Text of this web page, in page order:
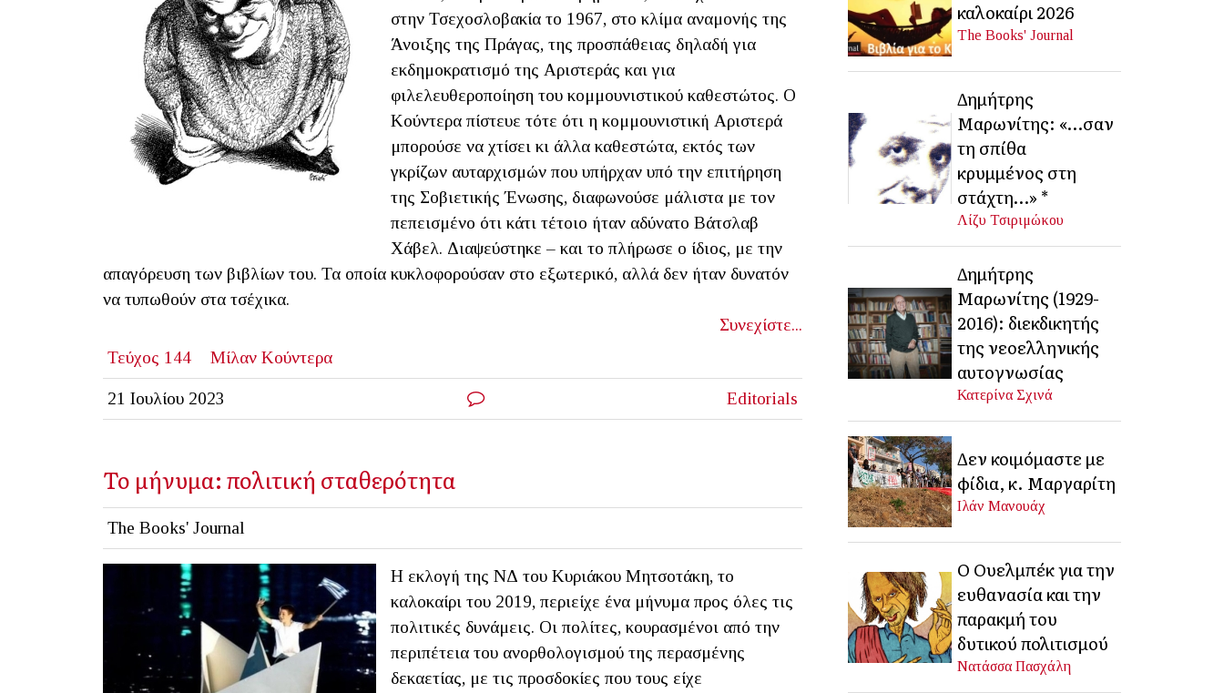
στην Τσεχοσλοβακία το 1967, στο κλίμα αναμονής της
Άνοιξης της Πράγας, της προσπάθειας δηλαδή για
εκδημοκρατισμό της Αριστεράς και για
φιλελευθεροποίηση του κομμουνιστικού καθεστώτος. Ο
Κούντερα πίστευε τότε ότι η κομμουνιστική Αριστερά
μπορούσε να χτίσει κι άλλα καθεστώτα, εκτός των
γκρίζων αυταρχισμών που υπήρχαν υπό την επιτήρηση
της Σοβιετικής Ένωσης, διαφωνούσε μάλιστα με τον
πεπεισμένο ότι κάτι τέτοιο ήταν αδύνατο Βάτσλαβ
Χάβελ. Διαψεύστηκε – και το πλήρωσε ο ίδιος, με την
απαγόρευση των βιβλίων του. Τα οποία κυκλοφορούσαν στο εξωτερικό, αλλά δεν ήταν δυνατόν
να τυπωθούν στα τσέχικα.
Συνεχίστε...
Τεύχος 144
Μίλαν Κούντερα
21 Ιουλίου 2023 Editorials
Το μήνυμα: πολιτική σταθερότητα
The Books' Journal
Η εκλογή της ΝΔ του Κυριάκου Μητσοτάκη, το
καλοκαίρι του 2019, περιείχε ένα μήνυμα προς όλες τις
πολιτικές δυνάμεις. Οι πολίτες, κουρασμένοι από την
περιπέτεια του ανορθολογισμού της περασμένης
δεκαετίας, με τις προσδοκίες που τους είχε
καλοκαίρι 2026
The Books' Journal
Δημήτρης
Μαρωνίτης: «…σαν
τη σπίθα
κρυμμένος στη
στάχτη…» *
Λίζυ Τσιριμώκου
Δημήτρης
Μαρωνίτης (1929-
2016): διεκδικητής
της νεοελληνικής
αυτογνωσίας
Κατερίνα Σχινά
Δεν κοιμόμαστε με
φίδια, κ. Μαργαρίτη
Ιλάν Μανουάχ
Ο Ουελμπέκ για την
ευθανασία και την
παρακμή του
δυτικού πολιτισμού
Νατάσσα Πασχάλη